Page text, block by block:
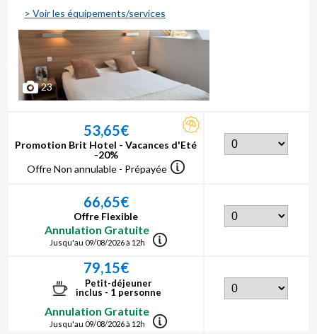
> Voir les équipements/services
23
53,65€
Promotion Brit Hotel - Vacances d'Eté
-20%
Offre Non annulable - Prépayée
66,65€
Offre Flexible
Annulation Gratuite
Jusqu'au 09/08/2026 à 12h
79,15€
Petit-déjeuner
inclus - 1 personne
Annulation Gratuite
Jusqu'au 09/08/2026 à 12h